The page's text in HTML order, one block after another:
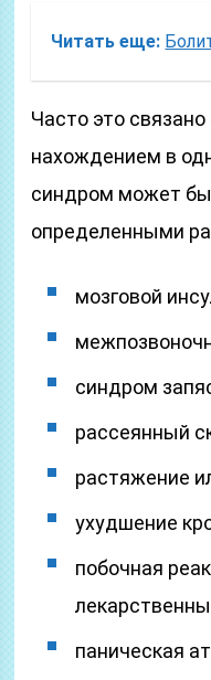
Читать еще:
Часто это
нахождением в
синдром может
определенными
мозговой
синдром
рассеянный
растяжение
ухудшение
побочная
паническая